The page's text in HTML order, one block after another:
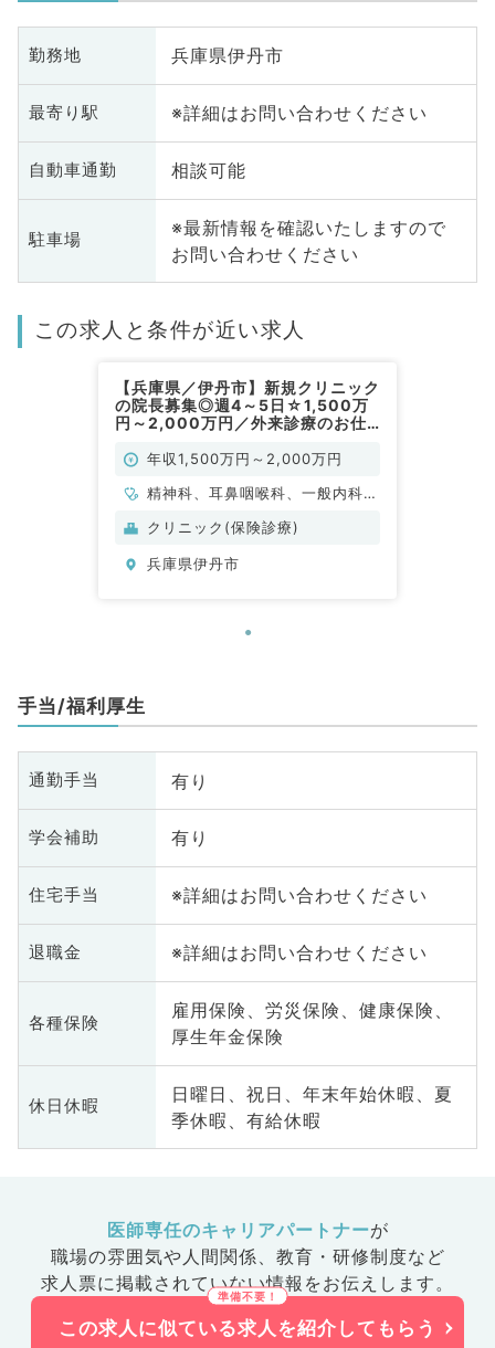
勤務地 兵庫県伊丹市
最寄り駅 ※詳細はお問い合わせください
自動車通勤 相談可能
駐車場
※最新情報を確認いたしますので
お問い合わせください
この求人と条件が近い求人
【兵庫県／伊丹市】新規クリニック
の院長募集◎週4～5日☆1,500万
円～2,000万円／外来診療のお仕
科・美容皮膚科／常勤）
年収1,500万円～2,000万円
精神科、耳鼻咽喉科、一般内科、
美容皮膚科
クリニック(保険診療)
兵庫県伊丹市
手当/福利厚生
通勤手当 有り
学会補助 有り
住宅手当 ※詳細はお問い合わせください
退職金 ※詳細はお問い合わせください
各種保険
雇用保険、労災保険、健康保険、
厚生年金保険
休日休暇
日曜日、祝日、年末年始休暇、夏
季休暇、有給休暇
医師専任のキャリアパートナーが
職場の雰囲気や人間関係、 教育・研修制度など
求人票に掲載されていない情報をお伝えします。
この求人に似ている求人を紹介してもらう